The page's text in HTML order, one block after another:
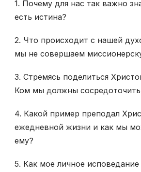
1. Почему для нас так важно
есть истина?
2. Что происходит с нашей
мы не совершаем
3. Стремясь поделиться
Ком мы должны сосредоточить
4. Какой пример преподал
ежедневной жизни и как мы
ему?
5. Как мое личное